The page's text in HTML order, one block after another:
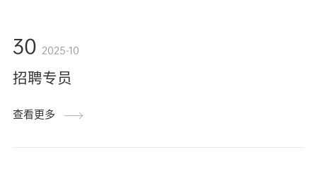
30 2025-10
招聘专员
查看更多